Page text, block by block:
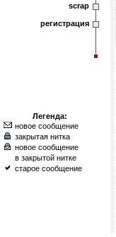
scrap
регистрация
Легенда:
новое сообщение
закрытая нитка
новое сообщение
в закрытой нитке
старое сообщение